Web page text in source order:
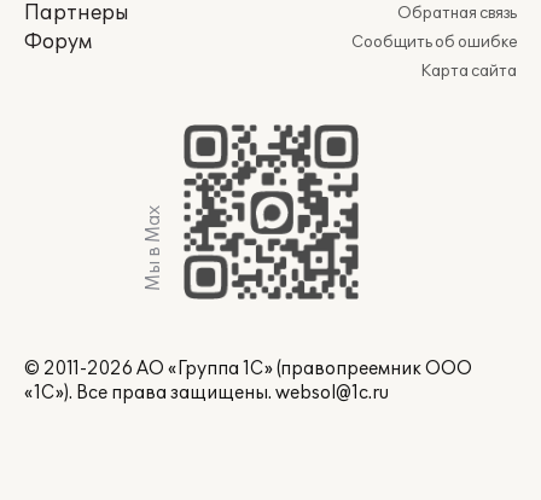
Партнеры
Форум
Обратная связь
Сообщить об ошибке
Карта сайта
Мы в Max
© 2011-2026 АО «Группа 1С» (правопреемник ООО
«1С»). Все права защищены. websol@1c.ru